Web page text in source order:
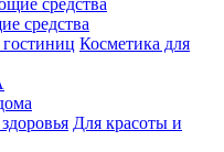
средства
Косметика для
Для красоты и